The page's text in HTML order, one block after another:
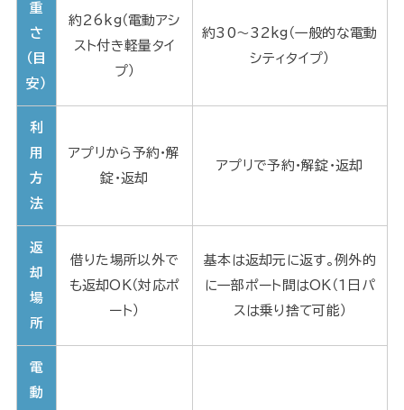
重
さ
（目
安）
約26kg（電動アシ
スト付き軽量タイ
プ）
約30〜32kg（一般的な電動
シティタイプ）
利
用
方
法
アプリから予約・解
錠・返却
アプリで予約・解錠・返却
返
却
場
所
借りた場所以外で
も返却OK（対応ポ
ート）
基本は返却元に返す。例外的
に一部ポート間はOK（1日パ
スは乗り捨て可能）
電
動